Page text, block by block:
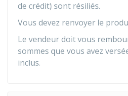
de crédit) sont résiliés.
Vous devez renvoyer le
Le vendeur doit vous
sommes que vous avez
inclus.